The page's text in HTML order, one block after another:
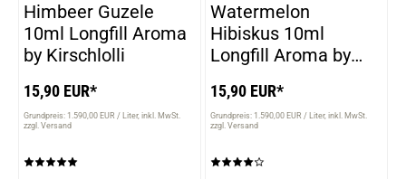
Himbeer Guzele
10ml Longfill Aroma
by Kirschlolli
15,90 EUR*
Grundpreis: 1.590,00 EUR / Liter inkl. MwSt.
zzgl. Versand
Watermelon
Hibiskus 10ml
Longfill Aroma by
15,90 EUR*
Grundpreis: 1.590,00 EUR / Liter inkl. MwSt.
zzgl. Versand